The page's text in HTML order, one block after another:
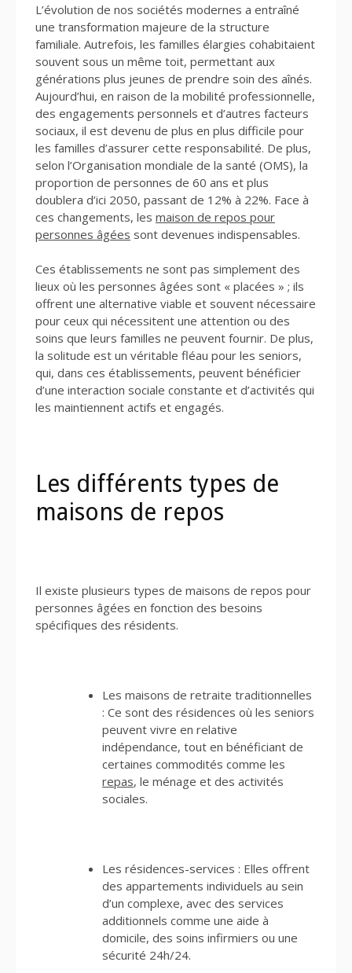
L’évolution de nos sociétés modernes a entraîné
une transformation majeure de la structure
familiale. Autrefois, les familles élargies cohabitaient
souvent sous un même toit, permettant aux
générations plus jeunes de prendre soin des aînés.
Aujourd’hui, en raison de la mobilité professionnelle,
des engagements personnels et d’autres facteurs
sociaux, il est devenu de plus en plus difficile pour
les familles d’assurer cette responsabilité. De plus,
selon l’Organisation mondiale de la santé (OMS), la
proportion de personnes de 60 ans et plus
doublera d’ici 2050, passant de 12% à 22%. Face à
ces changements, les maison de repos pour
personnes âgées sont devenues indispensables.
Ces établissements ne sont pas simplement des
lieux où les personnes âgées sont « placées » ; ils
offrent une alternative viable et souvent nécessaire
pour ceux qui nécessitent une attention ou des
soins que leurs familles ne peuvent fournir. De plus,
la solitude est un véritable fléau pour les seniors,
qui, dans ces établissements, peuvent bénéficier
d’une interaction sociale constante et d’activités qui
les maintiennent actifs et engagés.
Les différents types de
maisons de repos
Il existe plusieurs types de maisons de repos pour
personnes âgées en fonction des besoins
spécifiques des résidents.
Les maisons de retraite traditionnelles
: Ce sont des résidences où les seniors
peuvent vivre en relative
indépendance, tout en bénéficiant de
certaines commodités comme les
repas, le ménage et des activités
sociales.
Les résidences-services : Elles offrent
des appartements individuels au sein
d’un complexe, avec des services
additionnels comme une aide à
domicile, des soins infirmiers ou une
sécurité 24h/24.